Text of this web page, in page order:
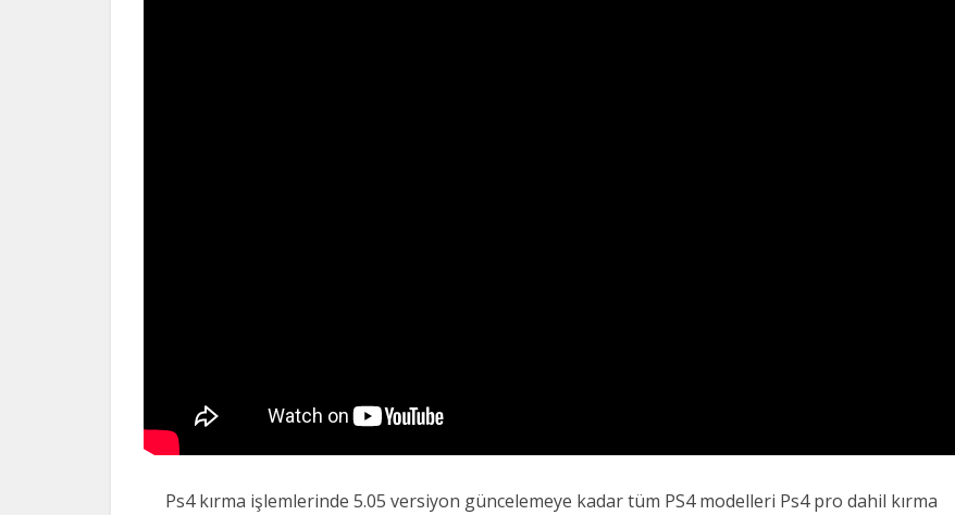
Ps4 kırma işlemlerinde 5.05 versiyon güncelemeye kadar tüm PS4 modelleri Ps4 pro dahil kırma